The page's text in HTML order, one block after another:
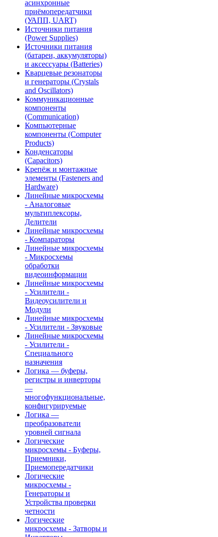
асинхронные
приёмопередатчики
(УАПП, UART)
Источники питания
(Power Supplies)
Источники питания
(батареи, аккумуляторы)
и аксессуары (Batteries)
Кварцевые резонаторы
и генераторы (Crystals
and Oscillators)
Коммуникационные
компоненты
(Communication)
Компьютерные
компоненты (Computer
Products)
Конденсаторы
(Capacitors)
Крепёж и монтажные
элементы (Fasteners and
Hardware)
Линейные микросхемы
- Аналоговые
мультиплексоры,
Делители
Линейные микросхемы
- Компараторы
Линейные микросхемы
- Микросхемы
обработки
видеоинформации
Линейные микросхемы
- Усилители -
Видеоусилители и
Модули
Линейные микросхемы
- Усилители - Звуковые
Линейные микросхемы
- Усилители -
Специального
назначения
Логика — буферы,
регистры и инверторы
—
многофункциональные,
конфигурируемые
Логика —
преобразователи
уровней сигнала
Логические
микросхемы - Буферы,
Приемники,
Приемопередатчики
Логические
микросхемы -
Генераторы и
Устройства проверки
четности
Логические
микросхемы - Затворы и